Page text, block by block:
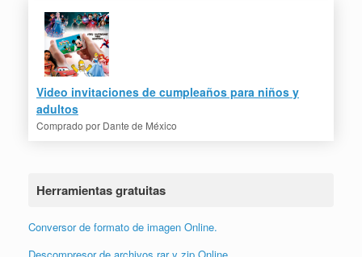
Video invitaciones de cumpleaños para niños y
adultos
Comprado por Dante de México
Herramientas gratuitas
Conversor de formato de imagen Online.
Descompresor de archivos rar y zip Online.